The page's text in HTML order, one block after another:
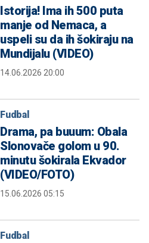
Istorija! Ima ih 500 puta
manje od Nemaca, a
uspeli su da ih šokiraju na
Mundijalu (VIDEO)
14.06.2026 20:00
Fudbal
Drama, pa buuum: Obala
Slonovače golom u 90.
minutu šokirala Ekvador
(VIDEO/FOTO)
15.06.2026 05:15
Fudbal